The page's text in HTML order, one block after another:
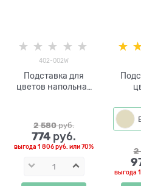
402-002W
Подставка для
цветов напольная
2 580 руб.
774 руб.
выгода1 806 руб. или70% 2
выгода